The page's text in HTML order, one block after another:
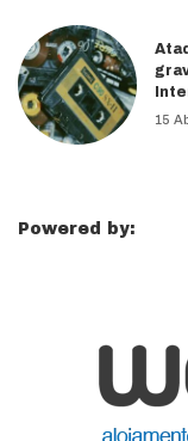
15
Powered by: